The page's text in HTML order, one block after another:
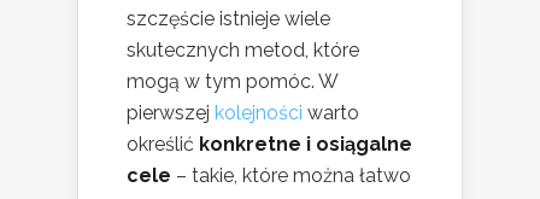
szczęście istnieje wiele
skutecznych metod, które
mogą w tym pomóc. W
pierwszej kolejności warto
określić konkretne i osiągalne
cele – takie, które można łatwo